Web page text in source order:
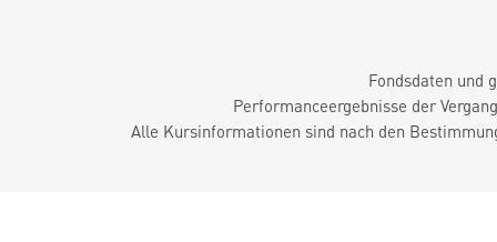
Fondsdaten und
Performanceergebnisse der
Alle Kursinformationen sind nach den